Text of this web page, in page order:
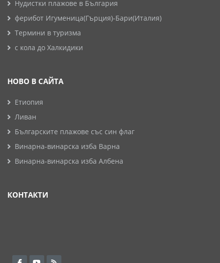
Нудистки плажове в България
ферибот Игуменица(Гърция)-Бари(Италия)
Термини в туризма
с кола до Халкидики
НОВО В САЙТА
Етиопия
Ливан
Българските плажове със син флаг
Винарна-винарска изба Варна
Винарна-винарска изба Албена
КОНТАКТИ